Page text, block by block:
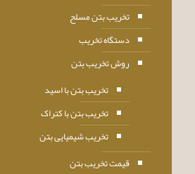
تخریب بتن مسلح
دستگاه تخریب
روش تخریب بتن
تخریب بتن با اسید
تخریب بتن با کتراک
تخریب شیمیایی بتن
قیمت تخریب بتن